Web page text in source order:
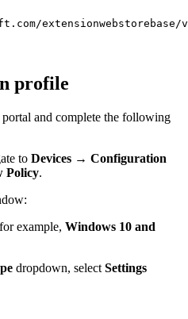
extensionwebstorebase/
profile
and complete the following
to Devices → Configuration
Policy.
example, Windows 10 and
dropdown, select Settings